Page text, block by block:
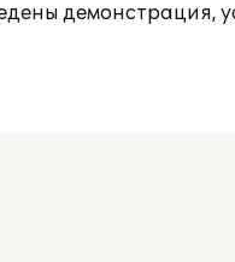
демонстрация,